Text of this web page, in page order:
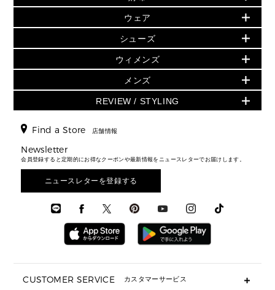
小物
シューズ・靴
ウェア
アクセサリー
時計
▶ メンズ
バッグ
ウェア
アクセサリー
▶ ウィメンズすべて(ウェア・シューズ除く)
バッグ
財布・小物
ウェア
シューズ
時計・ジュエリー
アクセサリー
メンズ バッグ
メンズ 財布・小物
メンズ シューズ
メンズ ウェア
メンズ 時計・その他
▶ ウィメンズすべて
財布・小物
アクセサリー
フレグランス
シューズ
▶ メンズすべて
メンズ財布・小物
メンズアクセサリー
メンズウェア
人気の定番アイテム
日本限定 - バッグ
▶ ウィメンズすべて
トートバッグ
ショルダーバッグ
クロスボディ・斜め掛け
トラベル
3 IN 1 / 2 IN 1 バッグ
▶ メンズすべて
日本限定 - 財布・小物
▶ ウィメンズすべて
GREENWICH
折り財布(二つ折り・三つ折り)
長財布
▶ メンズすべて
ウェア
▶ ウィメンズすべて
トップス
スカート・パンツ
ジャケット・アウター
▶ メンズすべて
シューズ
▶ ウィメンズすべて
サンダル
スニーカー
▶ メンズすべて
ウィメンズ
人気の定番アイテム
▶ ウィメンズすべて
▶ バッグすべて
通勤・通学アイテム
3 IN 1 バッグ
ミニ財布・フラグメントケース
▶ 小物すべて
メンズ
▶ メンズすべて
財布・小物
時計・ジュエリー
アクセサリー
REVIEW / STYLING
エディターレビュー
Find a Store 店舗情報
Newsletter
会員登録すると定期的にお得なクーポンや最新情報をニュースレターでお届けします。
ニュースレターを登録する
CUSTOMER SERVICE カスタマーサービス